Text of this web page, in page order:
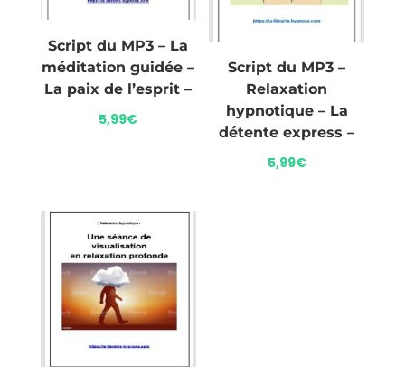
Script du MP3 – La
méditation guidée –
La paix de l’esprit –
5,99€
Script du MP3 –
Relaxation
hypnotique – La
détente express –
5,99€